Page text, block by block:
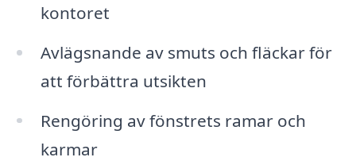
kontoret
Avlägsnande av smuts och fläckar för
att förbättra utsikten
Rengöring av fönstrets ramar och
karmar